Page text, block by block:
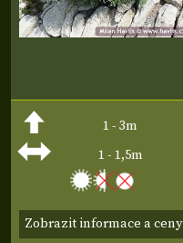
1 - 3m
1 - 1,5m
Zobrazit informace a ceny